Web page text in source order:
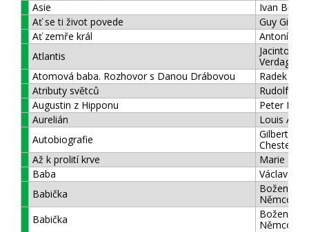
Asie
Ivan Bičík
Ať se ti život povede
Guy Gilbert
Ať zemře král
Antonín
Atlantis
Jacinto
Verdaguer
Atomová baba. Rozhovor s Danou Drábovou
Radek
Atributy světců
Rudolf
Augustin z Hipponu
Peter
Aurelián
Louis
Autobiografie
Gilbert
Chesterton
Až k prolití krve
Marie
Baba
Václav
Babička
Božena
Němcová
Babička
Božena
Němcová